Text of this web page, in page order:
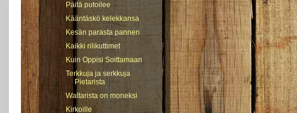
Päitä putoilee
Kääntäskö kelekkansa
Kesän parasta pannen
Kaikki rilikuttimet
Kuin Oppisi Soittamaan
Terkkuja ja serkkuja
Pietarista
Waltarista on moneksi
Kirkoille